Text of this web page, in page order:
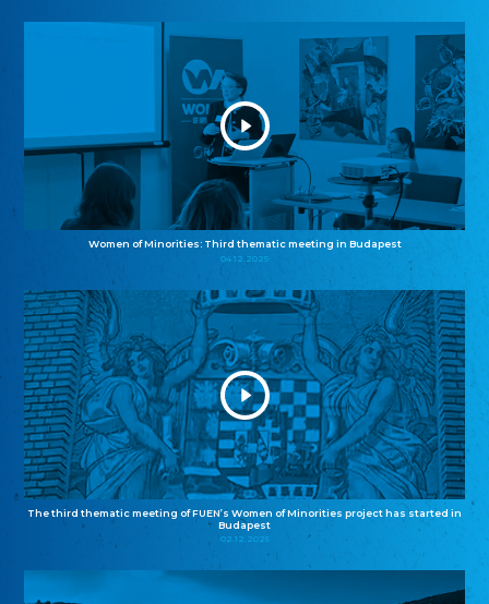
Women of Minorities: Third thematic meeting in Budapest
04.12.2025
The third thematic meeting of FUEN’s Women of Minorities project has started in
Budapest
02.12.2025